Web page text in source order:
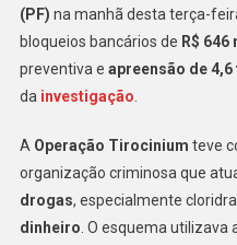
(PF) na manhã desta terça-
bloqueios bancários de R$
preventiva e apreensão de
da investigação.
A Operação Tirocinium teve
organização criminosa que
drogas, especialmente
dinheiro. O esquema utilizava